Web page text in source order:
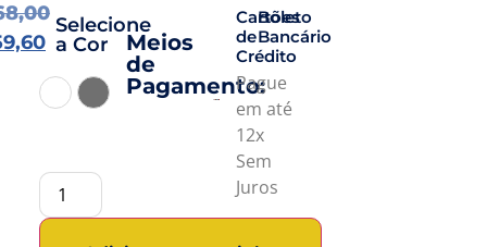
Selecione
a Cor
BrancoCinza
Meios
de
Pagamento:
Cartões
de
Crédito
Pague
em até
12x
Sem
Juros
Boleto
Bancário